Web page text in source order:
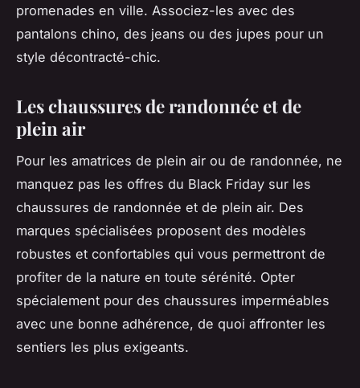
promenades en ville. Associez-les avec des
pantalons chino, des jeans ou des jupes pour un
style décontracté-chic.
Les chaussures de randonnée et de
plein air
Pour les amatrices de plein air ou de randonnée, ne
manquez pas les offres du Black Friday sur les
chaussures de randonnée et de plein air. Des
marques spécialisées proposent des modèles
robustes et confortables qui vous permettront de
profiter de la nature en toute sérénité. Opter
spécialement pour des chaussures imperméables
avec une bonne adhérence, de quoi affronter les
sentiers les plus exigeants.